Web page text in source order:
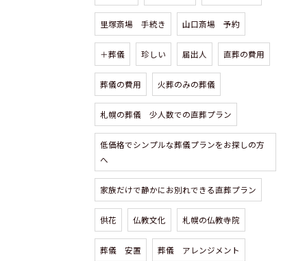
里塚斎場 手続き 山口斎場 予約
＋葬儀 珍しい 届出人 直葬の費用
葬儀の費用 火葬のみの葬儀
札幌の葬儀 少人数での直葬プラン
低価格でシンプルな葬儀プランをお探しの方
へ
家族だけで静かにお別れできる直葬プラン
供花 仏教文化 札幌の仏教寺院
葬儀 安置 葬儀 アレンジメント